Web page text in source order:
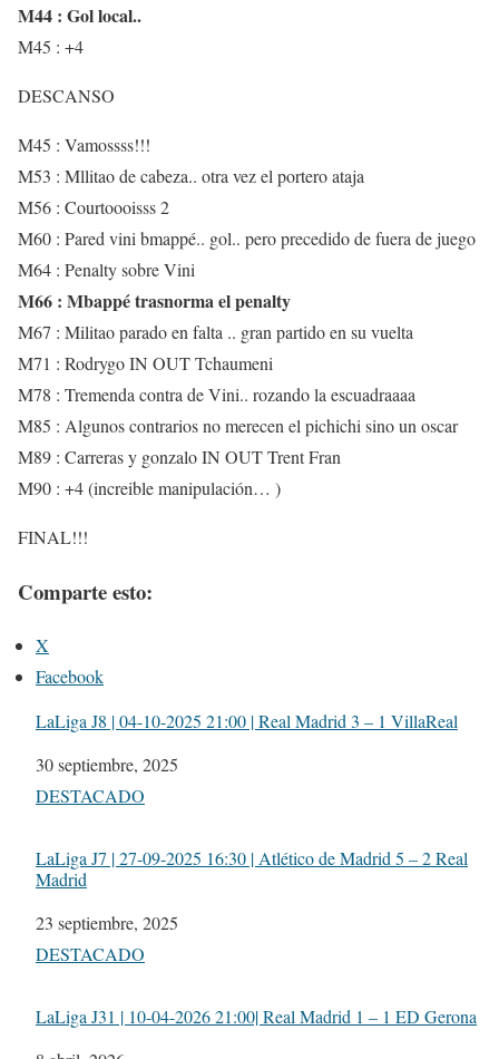
M44 : Gol local..
M45 : +4
DESCANSO
M45 : Vamossss!!!
M53 : Mllitao de cabeza.. otra vez el portero ataja
M56 : Courtoooisss 2
M60 : Pared vini bmappé.. gol.. pero precedido de fuera de juego
M64 : Penalty sobre Vini
M66 : Mbappé trasnorma el penalty
M67 : Militao parado en falta .. gran partido en su vuelta
M71 : Rodrygo IN OUT Tchaumeni
M78 : Tremenda contra de Vini.. rozando la escuadraaaa
M85 : Algunos contrarios no merecen el pichichi sino un oscar
M89 : Carreras y gonzalo IN OUT Trent Fran
M90 : +4 (increible manipulación… )
FINAL!!!
Comparte esto:
X
Facebook
LaLiga J8 | 04-10-2025 21:00 | Real Madrid 3 – 1 VillaReal
Fecha
30 septiembre, 2025
Respecto a
DESTACADO
LaLiga J7 | 27-09-2025 16:30 | Atlético de Madrid 5 – 2 Real
Madrid
Fecha
23 septiembre, 2025
Respecto a
DESTACADO
LaLiga J31 | 10-04-2026 21:00| Real Madrid 1 – 1 ED Gerona